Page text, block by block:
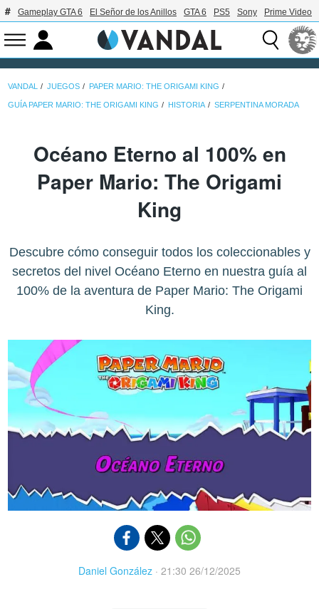
Gameplay GTA 6 El Señor de los Anillos GTA 6 PS5 Sony Prime Video
VANDAL JUEGOS PAPER MARIO: THE ORIGAMI KING
GUÍA PAPER MARIO: THE ORIGAMI KING HISTORIA SERPENTINA MORADA
Océano Eterno al 100% en
Paper Mario: The Origami
King
Descubre cómo conseguir todos los coleccionables y
secretos del nivel Océano Eterno en nuestra guía al
100% de la aventura de Paper Mario: The Origami
King.
Daniel González · 21:30 26/12/2025